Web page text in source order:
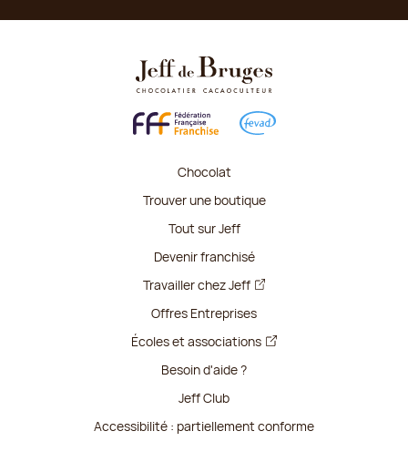
Chocolat
Trouver une boutique
Tout sur Jeff
Devenir franchisé
Travailler chez Jeff
Offres Entreprises
Écoles et associations
Besoin d'aide ?
Jeff Club
Accessibilité : partiellement conforme